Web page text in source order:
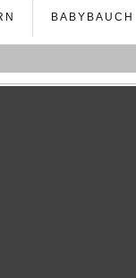
BABYBAUCH